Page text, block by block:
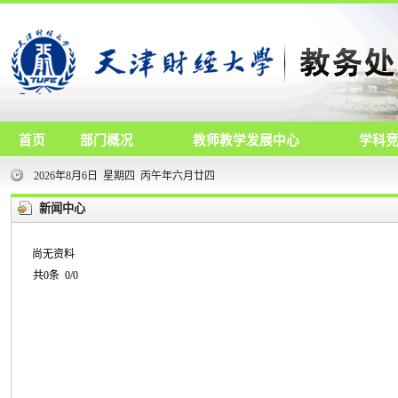
首页 部门概况 教师教学发展中心 学科
2026年8月6日 星期四 丙午年六月廿四
新闻中心
尚无资料
共0条 0/0